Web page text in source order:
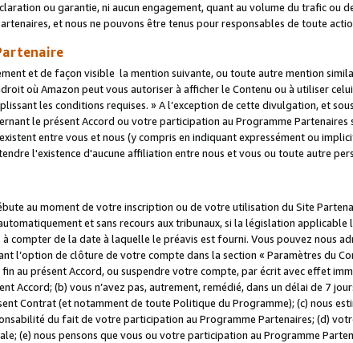
ou garantie, ni aucun engagement, quant au volume du trafic
et nous ne pouvons être tenus pour responsables de toute
et de façon visible la mention suivante, ou toute autre mention
où Amazon peut vous autoriser à afficher le Contenu ou à utiliser
les conditions requises. » A l’exception de cette divulgation, et
le présent Accord ou votre participation au Programme
entre vous et nous (y compris en indiquant expressément ou
l'existence d'aucune affiliation entre nous et vous ou toute autre
au moment de votre inscription ou de votre utilisation du Site
et sans recours aux tribunaux, si la législation applicable
à compter de la date à laquelle le préavis est fourni. Vous pouvez nous
l’option de clôture de votre compte dans la section « Paramètres du
au présent Accord, ou suspendre votre compte, par écrit avec effet
Accord; (b) vous n’avez pas, autrement, remédié, dans un délai de 7
Contrat (et notamment de toute Politique du Programme); (c) nous
du fait de votre participation au Programme Partenaires; (d)
(e) nous pensons que vous ou votre participation au Programme